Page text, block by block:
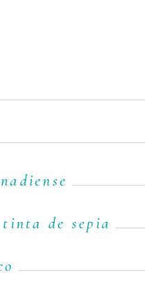
de sepia